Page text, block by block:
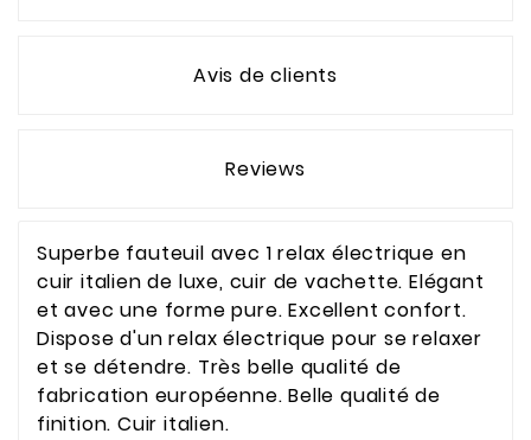
Avis de clients
Reviews
Superbe fauteuil avec 1 relax électrique en
cuir italien de luxe, cuir de vachette. Elégant
et avec une forme pure. Excellent confort.
Dispose d'un relax électrique pour se relaxer
et se détendre. Très belle qualité de
fabrication européenne. Belle qualité de
finition. Cuir italien.